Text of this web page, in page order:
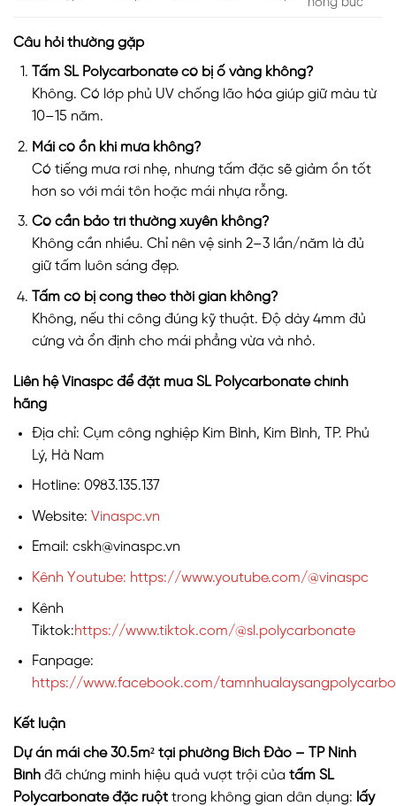
Câu hỏi thường gặp
Tấm SL Polycarbonate có bị ố vàng không?
Không. Có lớp phủ UV chống lão hóa giúp giữ màu từ
10–15 năm.
Mái có ồn khi mưa không?
Có tiếng mưa rơi nhẹ, nhưng tấm đặc sẽ giảm ồn tốt
hơn so với mái tôn hoặc mái nhựa rỗng.
Có cần bảo trì thường xuyên không?
Không cần nhiều. Chỉ nên vệ sinh 2–3 lần/năm là đủ
giữ tấm luôn sáng đẹp.
Tấm có bị cong theo thời gian không?
Không, nếu thi công đúng kỹ thuật. Độ dày 4mm đủ
cứng và ổn định cho mái phẳng vừa và nhỏ.
Liên hệ Vinaspc để đặt mua SL Polycarbonate chính
hãng
Địa chỉ: Cụm công nghiệp Kim Bình, Kim Bình, TP. Phủ
Lý, Hà Nam
Hotline: 0983.135.137
Website: Vinaspc.vn
Email: cskh@vinaspc.vn
Kênh Youtube: https://www.youtube.com/@vinaspc
Kênh
Tiktok:https://www.tiktok.com/@sl.polycarbonate
Fanpage:
https://www.facebook.com/
Kết luận
Dự án mái che 30.5m² tại phường Bích Đào – TP Ninh
Bình đã chứng minh hiệu quả vượt trội của tấm SL
Polycarbonate đặc ruột trong không gian dân dụng: lấy